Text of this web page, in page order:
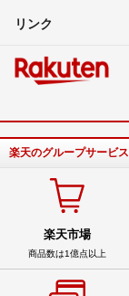
リンク
楽天のグループサービス
楽天市場
商品数は1億点以上